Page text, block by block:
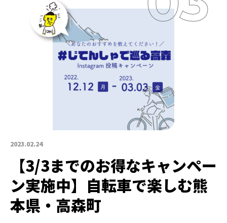
2023.02.24
【3/3までのお得なキャンペー
ン実施中】自転車で楽しむ熊
本県・高森町